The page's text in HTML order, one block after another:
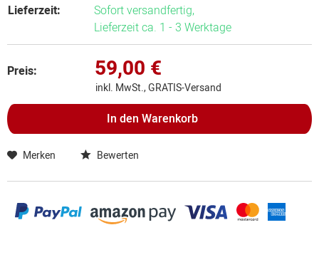
Lieferzeit:
Sofort versandfertig,
Lieferzeit ca. 1 - 3 Werktage
Preis: 59,00 €
inkl. MwSt., GRATIS-Versand
In den Warenkorb
Merken Bewerten